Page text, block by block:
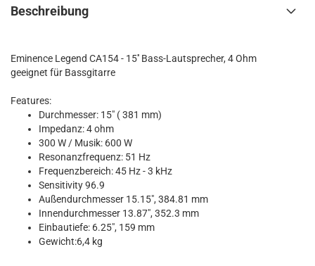
Beschreibung
Eminence Legend CA154 - 15'' Bass-Lautsprecher, 4 Ohm
geeignet für Bassgitarre
Features:
Durchmesser: 15" ( 381 mm)
Impedanz: 4 ohm
300 W / Musik: 600 W
Resonanzfrequenz: 51 Hz
Frequenzbereich: 45 Hz - 3 kHz
Sensitivity 96.9
Außendurchmesser 15.15", 384.81 mm
Innendurchmesser 13.87", 352.3 mm
Einbautiefe: 6.25", 159 mm
Gewicht:6,4 kg